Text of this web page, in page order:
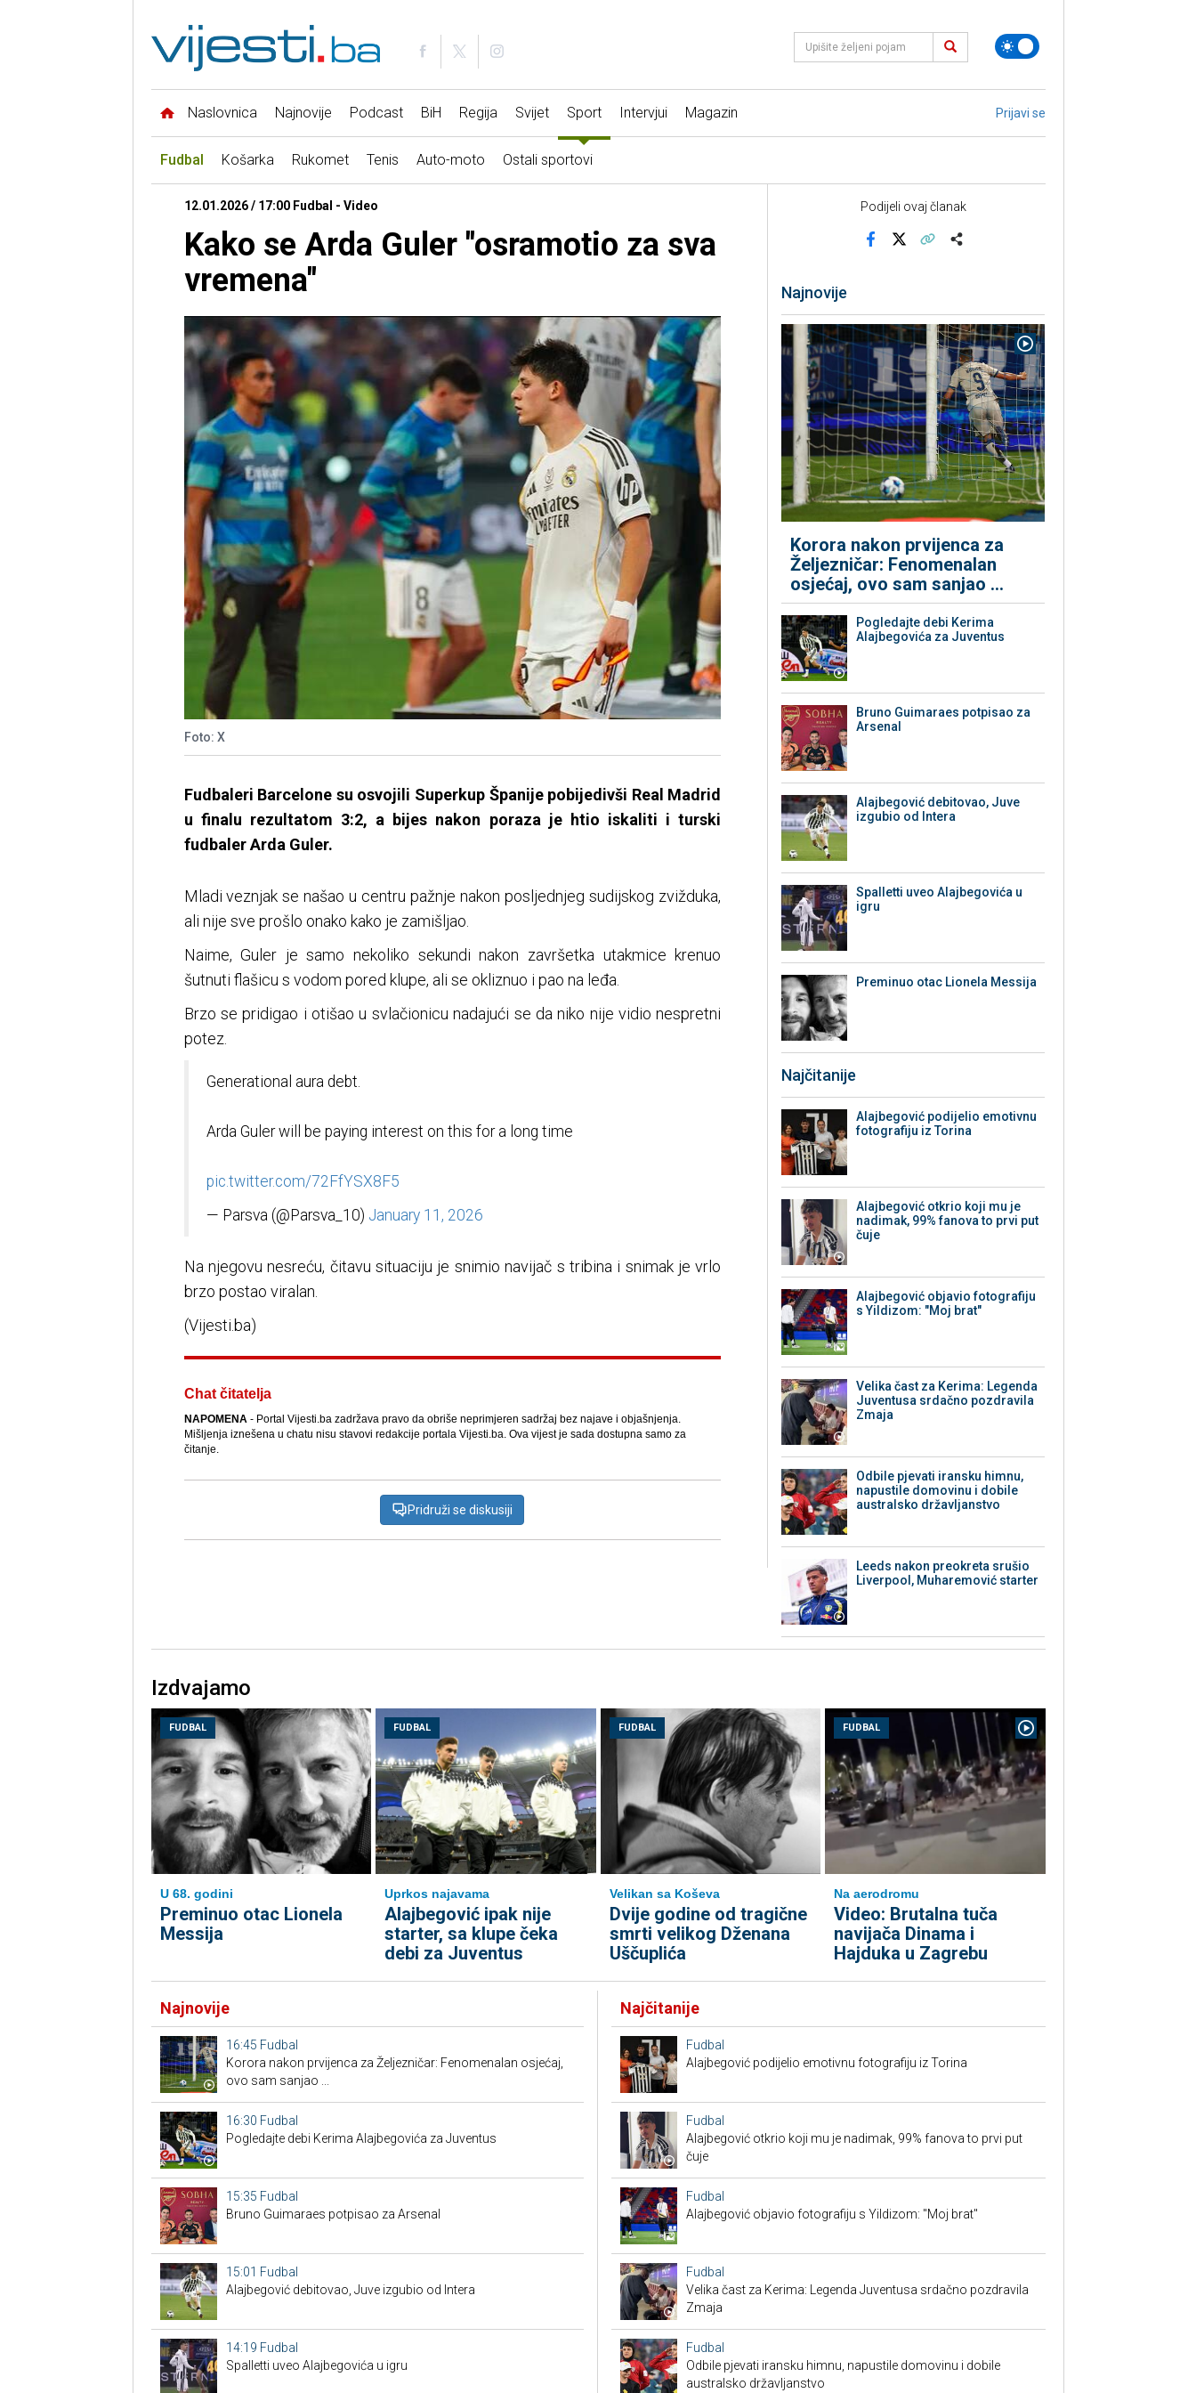
Naslovnica Najnovije Podcast BiH Regija Svijet Sport Intervjui Magazin Prijavi se
Fudbal Košarka Rukomet Tenis Auto-moto Ostali sportovi
12.01.2026 / 17:00 Fudbal - Video
Kako se Arda Guler "osramotio za sva
vremena"
Foto: X
Fudbaleri Barcelone su osvojili Superkup Španije pobijedivši Real Madrid
u finalu rezultatom 3:2, a bijes nakon poraza je htio iskaliti i turski
fudbaler Arda Guler.
Mladi veznjak se našao u centru pažnje nakon posljednjeg sudijskog zvižduka,
ali nije sve prošlo onako kako je zamišljao.
Naime, Guler je samo nekoliko sekundi nakon završetka utakmice krenuo
šutnuti flašicu s vodom pored klupe, ali se okliznuo i pao na leđa.
Brzo se pridigao i otišao u svlačionicu nadajući se da niko nije vidio nespretni
potez.
Generational aura debt.
Arda Guler will be paying interest on this for a long time
pic.twitter.com/72FfYSX8F5
— Parsva (@Parsva_10) January 11, 2026
Na njegovu nesreću, čitavu situaciju je snimio navijač s tribina i snimak je vrlo
brzo postao viralan.
(Vijesti.ba)
Chat čitatelja
NAPOMENA- Portal Vijesti.ba zadržava pravo da obriše neprimjeren sadržaj bez najave i objašnjenja.
Mišljenja iznešena u chatu nisu stavovi redakcije portala Vijesti.ba. Ova vijest je sada dostupna samo za
čitanje.
Pridruži se diskusiji
Podijeli ovaj članak
Najnovije
Korora nakon prvijenca za
Željezničar: Fenomenalan
osjećaj, ovo sam sanjao ...
Pogledajte debi Kerima
Alajbegovića za Juventus
Bruno Guimaraes potpisao za
Arsenal
Alajbegović debitovao, Juve
izgubio od Intera
Spalletti uveo Alajbegovića u
igru
Preminuo otac Lionela Messija
Najčitanije
Alajbegović podijelio emotivnu
fotografiju iz Torina
Alajbegović otkrio koji mu je
nadimak, 99% fanova to prvi put
čuje
Alajbegović objavio fotografiju
s Yildizom: "Moj brat"
Velika čast za Kerima: Legenda
Juventusa srdačno pozdravila
Zmaja
Odbile pjevati iransku himnu,
napustile domovinu i dobile
australsko državljanstvo
Leeds nakon preokreta srušio
Liverpool, Muharemović starter
Izdvajamo
FUDBAL
U 68. godini
Preminuo otac Lionela
Messija
FUDBAL
Uprkos najavama
Alajbegović ipak nije
starter, sa klupe čeka
debi za Juventus
FUDBAL
Velikan sa Koševa
Dvije godine od tragične
smrti velikog Dženana
Uščuplića
FUDBAL
Na aerodromu
Video: Brutalna tuča
navijača Dinama i
Hajduka u Zagrebu
Najnovije
16:45 Fudbal
Korora nakon prvijenca za Željezničar: Fenomenalan osjećaj,
ovo sam sanjao ...
16:30 Fudbal
Pogledajte debi Kerima Alajbegovića za Juventus
15:35 Fudbal
Bruno Guimaraes potpisao za Arsenal
15:01 Fudbal
Alajbegović debitovao, Juve izgubio od Intera
14:19 Fudbal
Spalletti uveo Alajbegovića u igru
Najčitanije
Fudbal
Alajbegović podijelio emotivnu fotografiju iz Torina
Fudbal
Alajbegović otkrio koji mu je nadimak, 99% fanova to prvi put
čuje
Fudbal
Alajbegović objavio fotografiju s Yildizom: "Moj brat"
Fudbal
Velika čast za Kerima: Legenda Juventusa srdačno pozdravila
Zmaja
Fudbal
Odbile pjevati iransku himnu, napustile domovinu i dobile
australsko državljanstvo